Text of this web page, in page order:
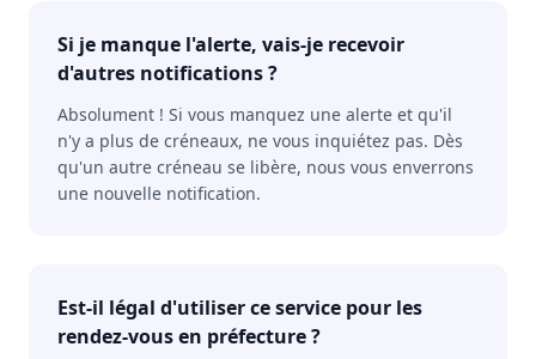
Si je manque l'alerte, vais-je recevoir
d'autres notifications ?
Absolument ! Si vous manquez une alerte et qu'il
n'y a plus de créneaux, ne vous inquiétez pas. Dès
qu'un autre créneau se libère, nous vous enverrons
une nouvelle notification.
Est-il légal d'utiliser ce service pour les
rendez-vous en préfecture ?